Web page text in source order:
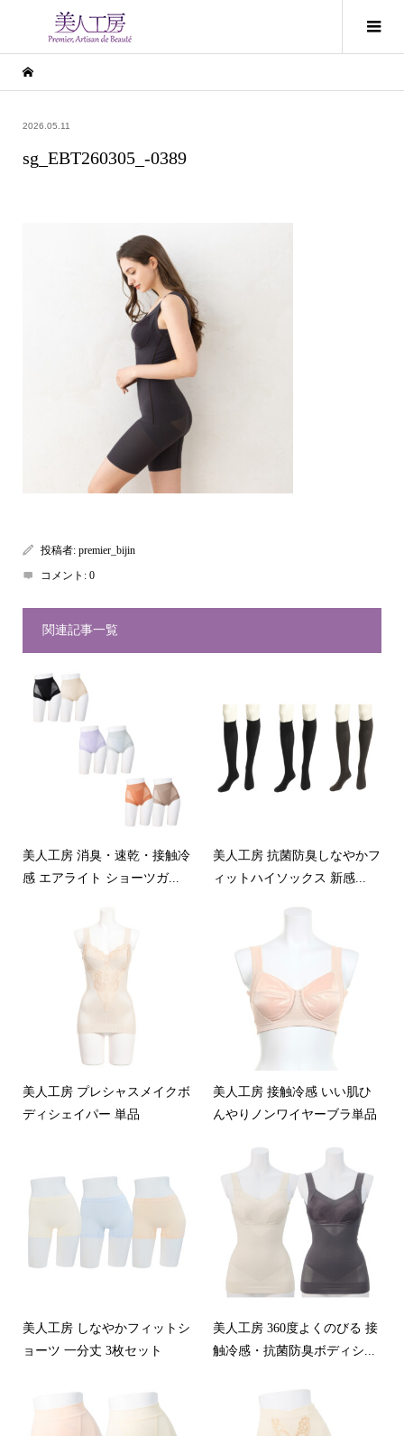
2026.05.11
sg_EBT260305_-0389
投稿者: premier_bijin
コメント: 0
関連記事一覧
美人工房 消臭・速乾・接触冷
感 エアライト ショーツガ...
美人工房 抗菌防臭しなやかフ
ィットハイソックス 新感...
美人工房 プレシャスメイクボ
ディシェイパー 単品
美人工房 接触冷感 いい肌ひ
んやりノンワイヤーブラ単品
美人工房 しなやかフィットシ
ョーツ 一分丈 3枚セット
美人工房 360度よくのびる 接
触冷感・抗菌防臭ボディシ...